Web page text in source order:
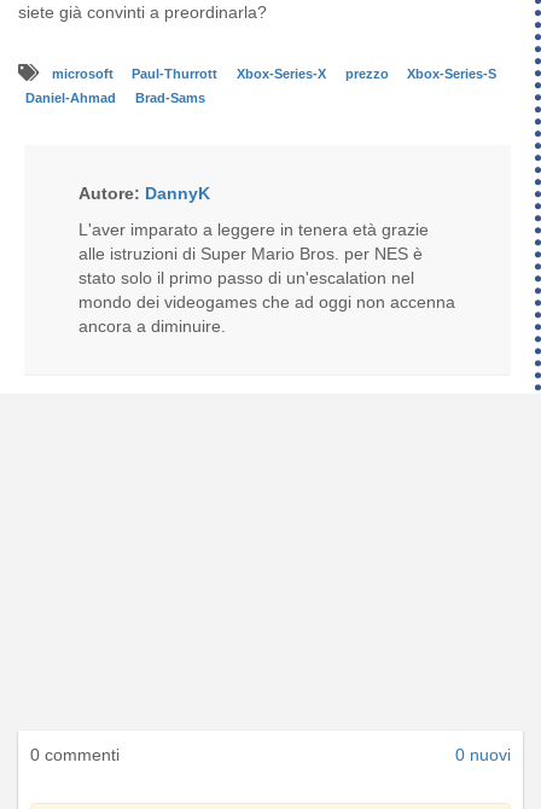
siete già convinti a preordinarla?
microsoft Paul-Thurrott Xbox-Series-X prezzo
Xbox-Series-S
Daniel-Ahmad
Brad-Sams
Autore: DannyK
L'aver imparato a leggere in tenera età grazie
alle istruzioni di Super Mario Bros. per NES è
stato solo il primo passo di un'escalation nel
mondo dei videogames che ad oggi non accenna
ancora a diminuire.
0 commenti 0 nuovi